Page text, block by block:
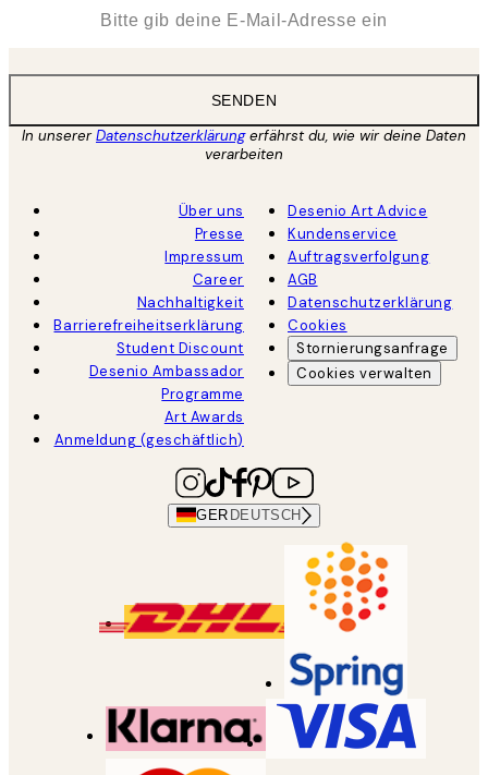
SENDEN
In unsererDatenschutzerklärungerfährst du, wie wir deine Daten
verarbeiten
Über uns
Presse
Impressum
Career
Nachhaltigkeit
Barrierefreiheitserklärung
Student Discount
Desenio Ambassador
Programme
Art Awards
Anmeldung (geschäftlich)
Desenio Art Advice
Kundenservice
Auftragsverfolgung
AGB
Datenschutzerklärung
Cookies
Stornierungsanfrage
Cookies verwalten
GER DEUTSCH